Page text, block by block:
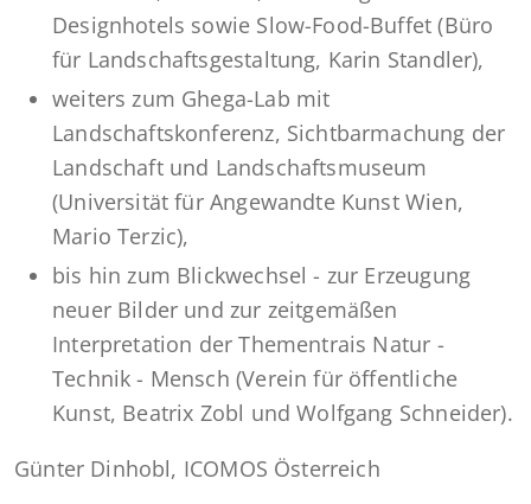
Designhotels sowie Slow-Food-Buffet (Büro
für Landschaftsgestaltung, Karin Standler),
weiters zum Ghega-Lab mit
Landschaftskonferenz, Sichtbarmachung der
Landschaft und Landschaftsmuseum
(Universität für Angewandte Kunst Wien,
Mario Terzic),
bis hin zum Blickwechsel - zur Erzeugung
neuer Bilder und zur zeitgemäßen
Interpretation der Thementrais Natur -
Technik - Mensch (Verein für öffentliche
Kunst, Beatrix Zobl und Wolfgang Schneider).
Günter Dinhobl, ICOMOS Österreich